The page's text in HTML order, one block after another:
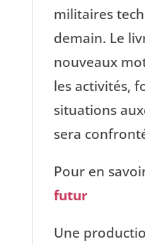
militaires
demain. Le
nouveaux
les activités,
situations
sera
Pour en
futur
Une